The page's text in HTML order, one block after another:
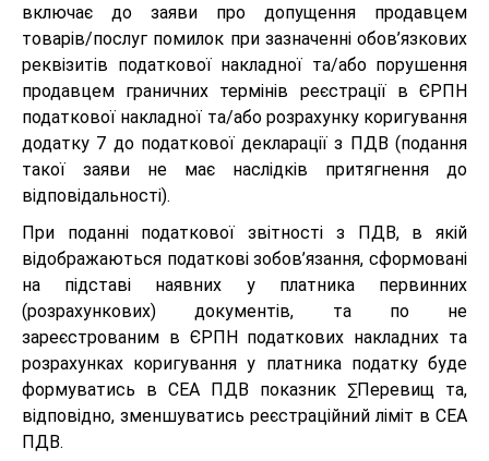
включає до заяви про допущення продавцем
товарів/послуг помилок при зазначенні обов’язкових
реквізитів податкової накладної та/або порушення
продавцем граничних термінів реєстрації в ЄРПН
податкової накладної та/або розрахунку коригування
додатку 7 до податкової декларації з ПДВ (подання
такої заяви не має наслідків притягнення до
відповідальності).
При поданні податкової звітності з ПДВ, в якій
відображаються податкові зобов’язання, сформовані
на підставі наявних у платника первинних
(розрахункових) документів, та по не
зареєстрованим в ЄРПН податкових накладних та
розрахунках коригування у платника податку буде
формуватись в СЕА ПДВ показник ∑Перевищ та,
відповідно, зменшуватись реєстраційний ліміт в СЕА
ПДВ.